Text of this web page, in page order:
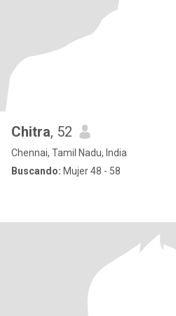
Chitra, 52
Chennai, Tamil Nadu, India
Buscando: Mujer 48 - 58